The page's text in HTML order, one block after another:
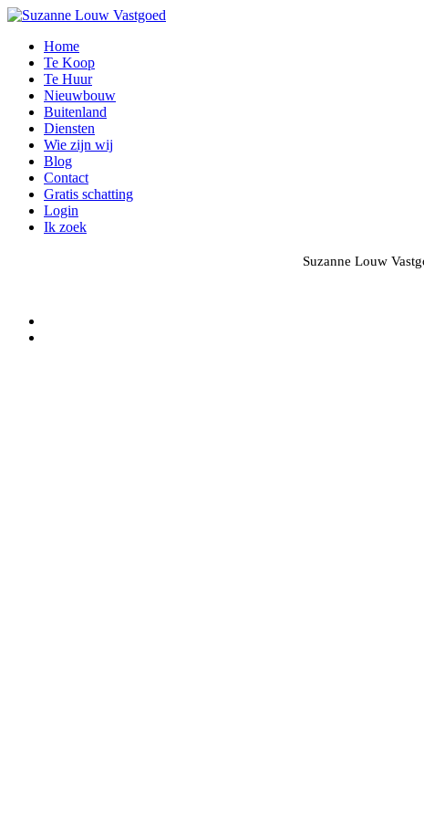
Home
Te Koop
Te Huur
Nieuwbouw
Buitenland
Diensten
Wie zijn wij
Blog
Contact
Gratis schatting
Login
Ik zoek
Suzanne Louw